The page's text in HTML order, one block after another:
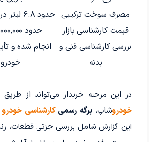
مصرف سوخت ترکیبی حدود ۶.۸ لیتر در هر ۱۰۰ کیلومتر
قیمت کارشناسی بازار
حدود ۶۵۰,۰۰۰,۰۰۰ تومان
بررسی کارشناسی فنی و
بدنه
انجام شده و
در این مرحله خریدار می‌تواند از
خودروشاپ،برگه رسمیکارشناسی خودرو
این گزارش شامل بررسی جزئی قطعات،